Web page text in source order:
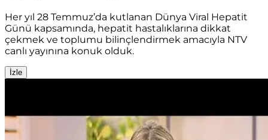
Her yıl 28 Temmuz’da kutlanan Dünya Viral Hepatit
Günü kapsamında, hepatit hastalıklarına dikkat
çekmek ve toplumu bilinçlendirmek amacıyla NTV
canlı yayınına konuk olduk.
İzle